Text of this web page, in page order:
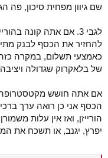
שם גיוון מפחית סיכון, פה
לגבי 3. אם אתה קונה
להחזיר את הכסף לבנק
כאמצעי תשלום, במקרה כזה
של בלאקרוק שגדולה
אם אתה חושש
הכסף אני כן רואה ערך
הורייזן, ואז אין עלות
יפרץ, יגנב, או תשכח את